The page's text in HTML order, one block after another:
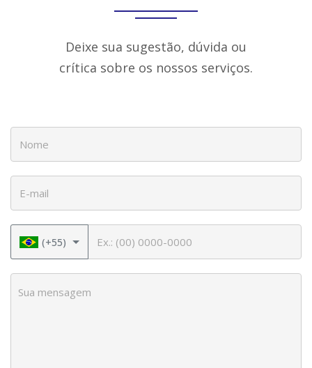
Deixe sua sugestão, dúvida ou
crítica sobre os nossos serviços.
(+55)